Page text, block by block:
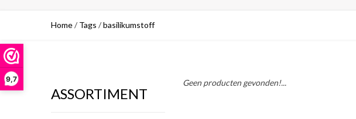
9,7
Home/ Tags /basilikumstoff
ASSORTIMENT
Geen producten gevonden!...